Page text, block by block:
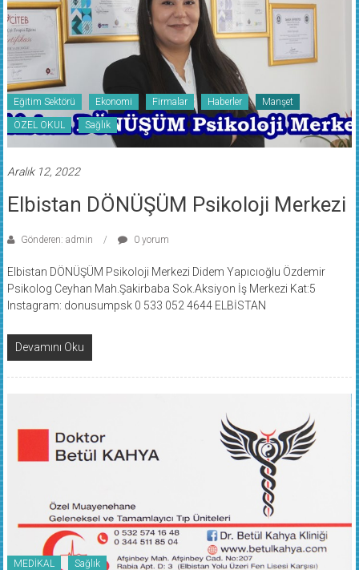
Eğitim Sektörü Ekonomi Firmalar Haberler Manşet
ÖZEL OKUL Sağlık
Aralık 12, 2022
Elbistan DÖNÜŞÜM Psikoloji Merkezi
Gönderen: admin 0 yorum
Elbistan DÖNÜŞÜM Psikoloji Merkezi Didem Yapıcıoğlu Özdemir
Psikolog Ceyhan Mah.Şakirbaba Sok.Aksiyon İş Merkezi Kat:5
Instagram: donusumpsk 0 533 052 4644 ELBİSTAN
Devamını Oku
MEDİKAL Sağlık